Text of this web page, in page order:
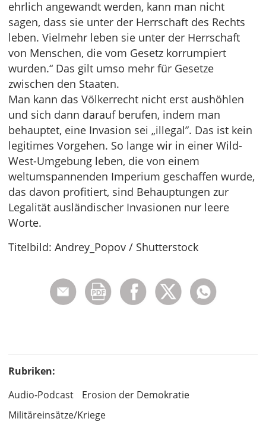
ehrlich angewandt werden, kann man nicht
sagen, dass sie unter der Herrschaft des Rechts
leben. Vielmehr leben sie unter der Herrschaft
von Menschen, die vom Gesetz korrumpiert
wurden.“ Das gilt umso mehr für Gesetze
zwischen den Staaten.
Man kann das Völkerrecht nicht erst aushöhlen
und sich dann darauf berufen, indem man
behauptet, eine Invasion sei „illegal”. Das ist kein
legitimes Vorgehen. So lange wir in einer Wild-
West-Umgebung leben, die von einem
weltumspannenden Imperium geschaffen wurde,
das davon profitiert, sind Behauptungen zur
Legalität ausländischer Invasionen nur leere
Worte.
Titelbild: Andrey_Popov / Shutterstock
Rubriken:
Audio-Podcast
Erosion der Demokratie
Militäreinsätze/Kriege